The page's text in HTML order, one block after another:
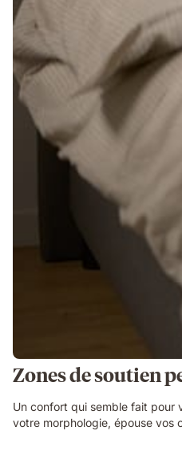
Zones de soutien
Un confort qui semble fait pour
votre morphologie, épouse vos